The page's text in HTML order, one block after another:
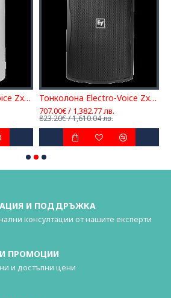
Тонколона Electro-Voice Zx1-90W Тонколона Electro-Voice Zx1i-100
707.00€ / 1,382.77 лв.
823.20€ / 1,610.04 лв.
И ПОДДРЪЖКА
консултации от нашите експерти
ПРОМОЦИИ
и достъпни цени